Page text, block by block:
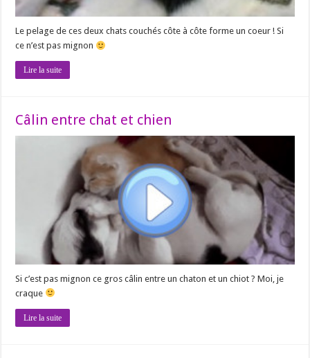
Le pelage de ces deux chats couchés côte à côte forme un coeur ! Si
ce n’est pas mignon
Lire la suite
Câlin entre chat et chien
Si c’est pas mignon ce gros câlin entre un chaton et un chiot ? Moi, je
craque
Lire la suite